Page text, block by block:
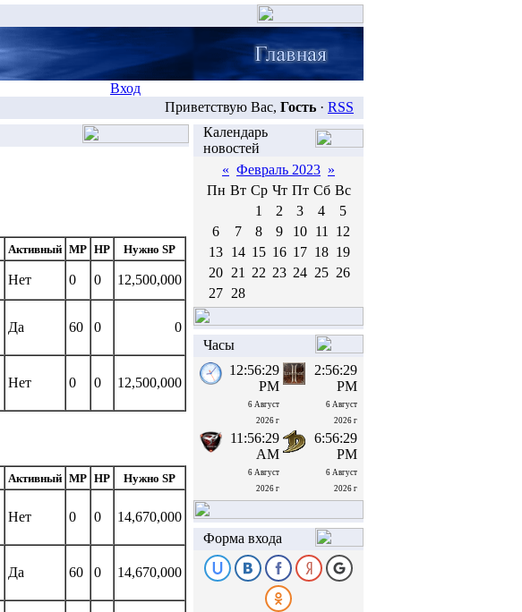
Вход
Приветствую Вас, Гость · RSS
Активный MP HP Нужно SP
Нет 0 0 12,500,000
Да 60 0 0
Нет 0 0 12,500,000
Активный MP HP Нужно SP
Нет 0 0 14,670,000
Да 60 0 14,670,000
Календарь
новостей
« Февраль 2023 »
Пн Вт Ср Чт Пт Сб Вс
1
2 3 4
5
6
7 8 9 10 11
12
13 14 15 16 17 18 19
20 21 22 23 24 25 26
27 28
Часы
12:56:30
PM
6 Август
2026 г
2:56:30
PM
6 Август
2026 г
11:56:30
AM
6 Август
2026 г
6:56:30
PM
6 Август
2026 г
Форма входа